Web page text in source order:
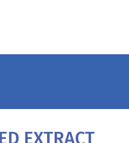
EXTRACT